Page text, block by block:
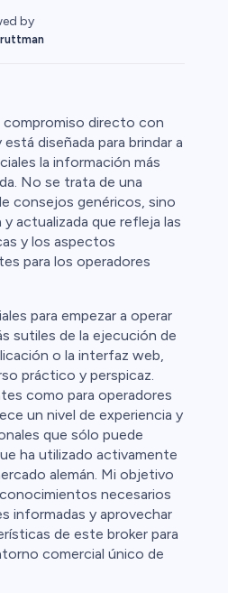
by
compromiso directo con
está diseñada para brindar a
la información más
No se trata de una
consejos genéricos, sino
y actualizada que refleja las
y los aspectos
para los operadores
para empezar a operar
sutiles de la ejecución de
o la interfaz web,
práctico y perspicaz.
como para operadores
un nivel de experiencia y
que sólo puede
ha utilizado activamente
alemán. Mi objetivo
necesarios
informadas y aprovechar
de este broker para
comercial único de